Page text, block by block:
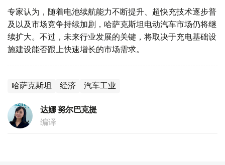
专家认为，随着电池续航能力不断提升、超快充技术逐步普
及以及市场竞争持续加剧，哈萨克斯坦电动汽车市场仍将继
续扩大。不过，未来行业发展的关键，将取决于充电基础设
施建设能否跟上快速增长的市场需求。
哈萨克斯坦 经济 汽车工业
达娜 努尔巴克提
编译